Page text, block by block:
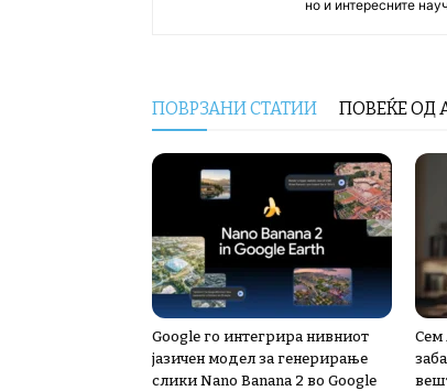
но и интересните
ПОВРЗАНИ СТАТИИ ПОВЕЌЕ ОД
Google го интегрира нивниот
јазичен модел за генерирање
слики Nano Banana 2 во Google
Сем